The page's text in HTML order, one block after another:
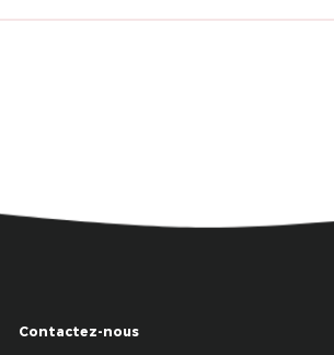
Contactez-nous